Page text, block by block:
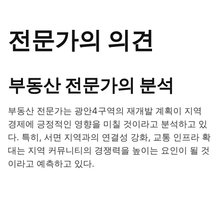
전문가의 의견
부동산 전문가의 분석
부동산 전문가는 광안4구역의 재개발 계획이 지역
경제에 긍정적인 영향을 미칠 것이라고 분석하고 있
다. 특히, 서면 지역과의 연결성 강화, 교통 인프라 확
대는 지역 커뮤니티의 경쟁력을 높이는 요인이 될 것
이라고 예측하고 있다.